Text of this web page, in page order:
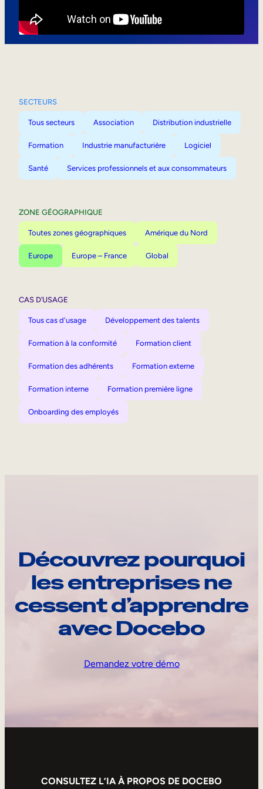
SECTEURS
Tous secteurs Association Distribution industrielle
Formation Industrie manufacturière Logiciel
Santé Services professionnels et aux consommateurs
ZONE GÉOGRAPHIQUE
Toutes zones géographiques Amérique du Nord
Europe Europe – France Global
CAS D’USAGE
Tous cas d'usage Développement des talents
Formation à la conformité Formation client
Formation des adhérents Formation externe
Formation interne Formation première ligne
Onboarding des employés
Découvrez pourquoi
les entreprises ne
cessent d’apprendre
avec Docebo
Demandez votre démo
CONSULTEZ L’IA À PROPOS DE DOCEBO